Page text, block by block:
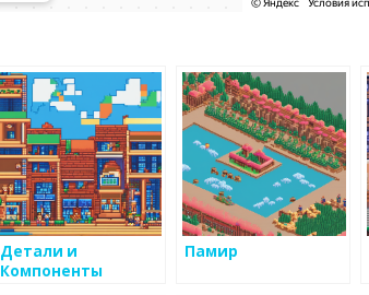
Детали и
Компоненты
Памир